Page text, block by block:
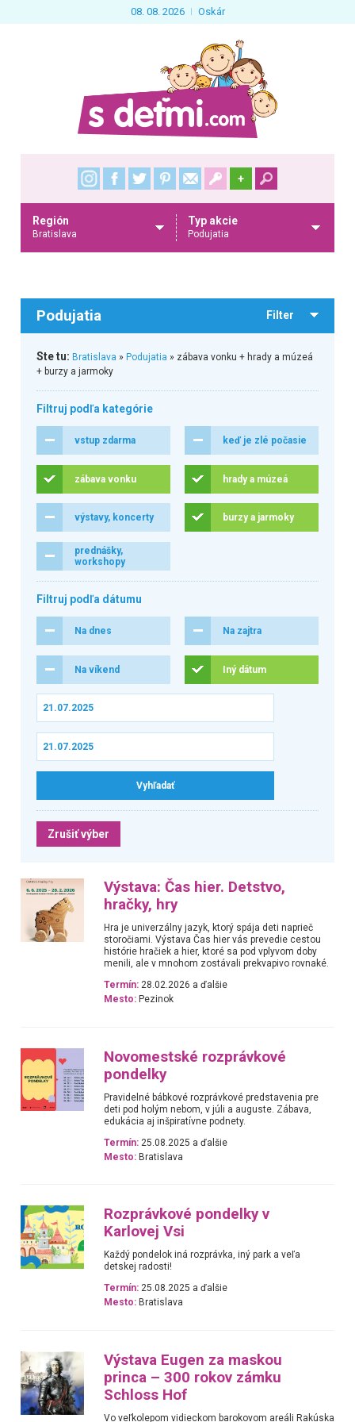
08. 08. 2026 Oskár
+
Región
Bratislava
Typ akcie
Podujatia
Podujatia Filter
Ste tu: Bratislava » Podujatia » zábava vonku + hrady a múzeá
+ burzy a jarmoky
Filtruj podľa kategórie
vstup zdarma keď je zlé počasie
zábava vonku hrady a múzeá
výstavy, koncerty burzy a jarmoky
prednášky,
workshopy
Filtruj podľa dátumu
Na dnes Na zajtra
Na víkend Iný dátum
Zrušiť výber
Výstava: Čas hier. Detstvo,
hračky, hry
Hra je univerzálny jazyk, ktorý spája deti naprieč
storočiami. Výstava Čas hier vás prevedie cestou
histórie hračiek a hier, ktoré sa pod vplyvom doby
menili, ale v mnohom zostávali prekvapivo rovnaké.
Termín: 28.02.2026 a ďalšie
Mesto: Pezinok
Novomestské rozprávkové
pondelky
Pravidelné bábkové rozprávkové predstavenia pre
deti pod holým nebom, v júli a auguste. Zábava,
edukácia aj inšpiratívne podnety.
Termín: 25.08.2025 a ďalšie
Mesto: Bratislava
Rozprávkové pondelky v
Karlovej Vsi
Každý pondelok iná rozprávka, iný park a veľa
detskej radosti!
Termín: 25.08.2025 a ďalšie
Mesto: Bratislava
Výstava Eugen za maskou
princa – 300 rokov zámku
Schloss Hof
Vo veľkolepom vidieckom barokovom areáli Rakúska